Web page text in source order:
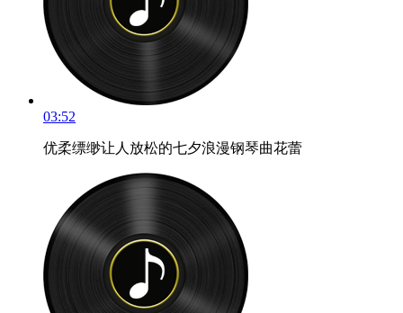
03:52
优柔缥缈让人放松的七夕浪漫钢琴曲花蕾